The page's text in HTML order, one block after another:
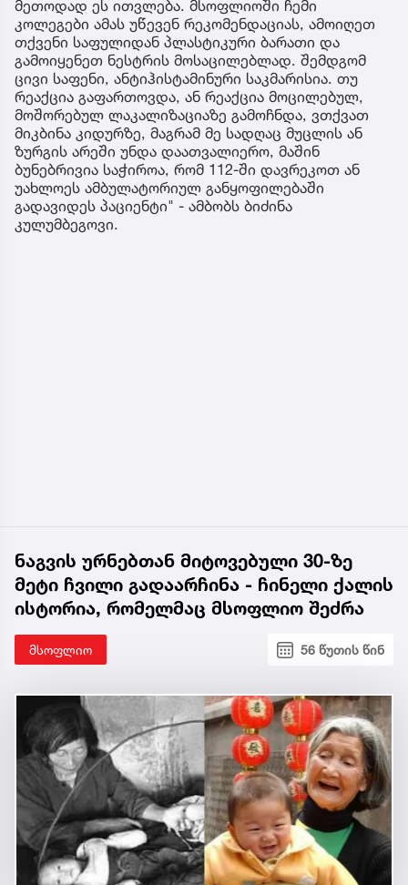
მეთოდად ეს ითვლება. მსოფლიოში ჩემი
კოლეგები ამას უწევენ რეკომენდაციას, ამოიღეთ
თქვენი საფულიდან პლასტიკური ბარათი და
გამოიყენეთ ნესტრის მოსაცილებლად. შემდგომ
ცივი საფენი, ანტიჰისტამინური საკმარისია. თუ
რეაქცია გაფართოვდა, ან რეაქცია მოცილებულ,
მოშორებულ ლაკალიზაციაზე გამოჩნდა, ვთქვათ
მიკბინა კიდურზე, მაგრამ მე სადღაც მუცლის ან
ზურგის არეში უნდა დაათვალიერო, მაშინ
ბუნებრივია საჭიროა, რომ 112-ში დავრეკოთ ან
უახლოეს ამბულატორიულ განყოფილებაში
გადავიდეს პაციენტი" - ამბობს ბიძინა
კულუმბეგოვი.
ნაგვის ურნებთან მიტოვებული 30-ზე
მეტი ჩვილი გადაარჩინა - ჩინელი ქალის
ისტორია, რომელმაც მსოფლიო შეძრა
მსოფლიო 56 წუთის წინ